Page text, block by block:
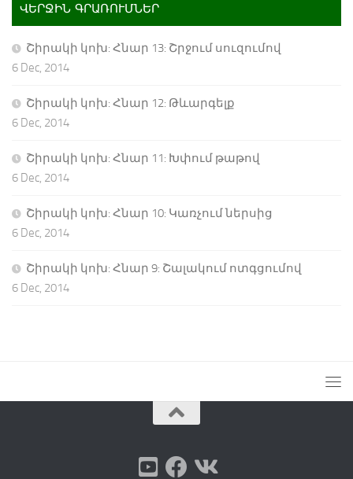
ՎԵՐՋԻՆ ԳՐԱՌՈՒՄՆԵՐ
Շիրակի կոխ: Հնար 13: Շրջում սուզումով
6 Dec, 2014
Շիրակի կոխ: Հնար 12: Թևարգելք
6 Dec, 2014
Շիրակի կոխ: Հնար 11: Խփում թաթով
6 Dec, 2014
Շիրակի կոխ: Հնար 10: Կառչում ներսից
6 Dec, 2014
Շիրակի կոխ: Հնար 9: Շալակում ոտգցումով
6 Dec, 2014